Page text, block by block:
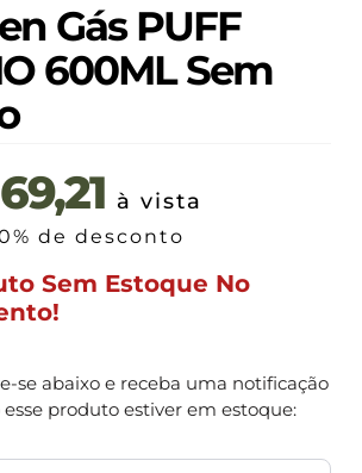
Gás PUFF
600ML Sem
à vista
de desconto
Sem Estoque No
se abaixo e receba uma notificação
produto estiver em estoque: